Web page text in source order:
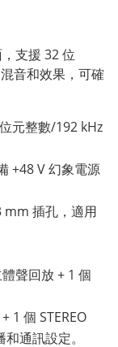
支援 32 位
音和效果，可確
元整數/192 kHz
+48 V 幻象電源
mm 插孔，適用
聲回放 + 1 個
1 個 STEREO
通訊設定。